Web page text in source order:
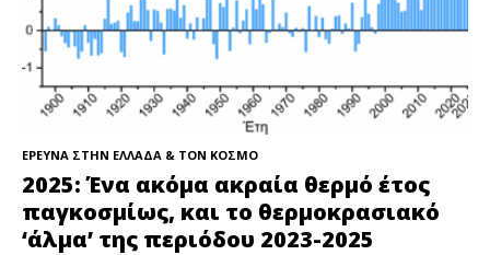
ΕΡΕΥΝΑ ΣΤΗΝ ΕΛΛΑΔΑ & ΤΟΝ ΚΟΣΜΟ
2025: Ένα ακόμα ακραία θερμό έτος
παγκοσμίως, και το θερμοκρασιακό
‘άλμα’ της περιόδου 2023-2025